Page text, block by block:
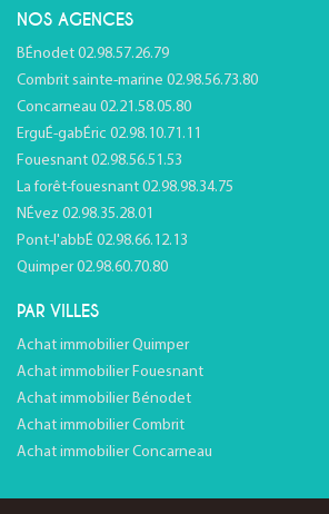
NOS AGENCES
BÉnodet 02.98.57.26.79
Combrit sainte-marine 02.98.56.73.80
Concarneau 02.21.58.05.80
ErguÉ-gabÉric 02.98.10.71.11
Fouesnant 02.98.56.51.53
La forêt-fouesnant 02.98.98.34.75
NÉvez 02.98.35.28.01
Pont-l'abbÉ 02.98.66.12.13
Quimper 02.98.60.70.80
PAR VILLES
Achat immobilier Quimper
Achat immobilier Fouesnant
Achat immobilier Bénodet
Achat immobilier Combrit
Achat immobilier Concarneau